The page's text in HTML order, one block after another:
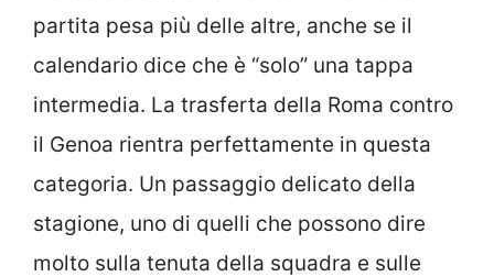
partita pesa più delle altre, anche se il
calendario dice che è “solo” una tappa
intermedia. La trasferta della Roma contro
il Genoa rientra perfettamente in questa
categoria. Un passaggio delicato della
stagione, uno di quelli che possono dire
molto sulla tenuta della squadra e sulle